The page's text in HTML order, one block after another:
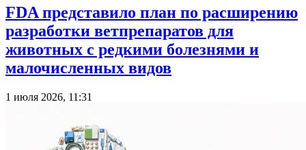
FDA представило план по расширению
разработки ветпрепаратов для
животных с редкими болезнями и
малочисленных видов
1 июля 2026, 11:31